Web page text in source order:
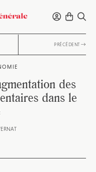
PRÉCÉDENT
des
dans le